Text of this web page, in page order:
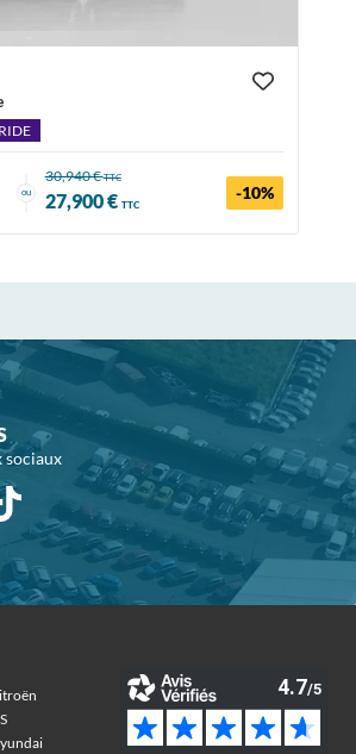
ou
30,940 €TTC
27,900 € TTC
-10%
sociaux